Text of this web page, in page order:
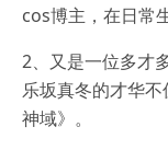
cos博主，在日常
2、又是一位多才
乐坂真冬的才华
神域》。